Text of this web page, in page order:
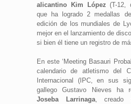
alicantino Kim López (T-12,
que ha logrado 2 medallas
edición de los mundiales de
mejor en el lanzamiento de
si bien él tiene un registro de
En este ‘Meeting Basauri
calendario de atletismo del
Internacional (IPC, en sus
gallego Gustavo Nieves ha
Joseba Larrinaga, creado